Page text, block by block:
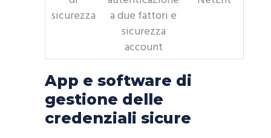
sicurezza
a due fattori e
sicurezza
account
App e software di
gestione delle
credenziali sicure